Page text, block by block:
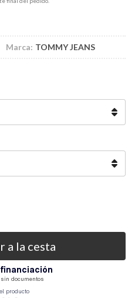
Marca: TOMMY JEANS
a la cesta